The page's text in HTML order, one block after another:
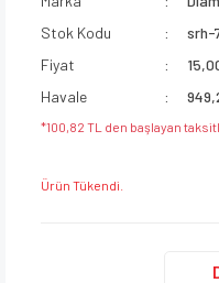
Stok Kodu
srh-
Fiyat
Havale
*100,82 TL den başlayan
Ürün Tükendi.